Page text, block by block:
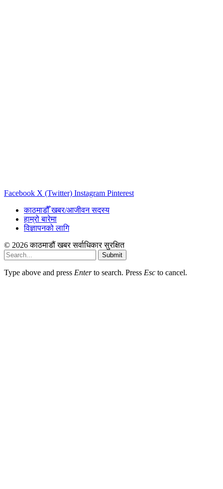
Facebook X (Twitter) Instagram Pinterest
काठमाडौँ खबर/आजीवन सदस्य
हाम्रो बारेमा
विज्ञापनको लागि
© 2026 काठमाडौं खबर सर्वाधिकार सुरक्षित
Submit
Type above and press Enterto search. Press Esc to cancel.